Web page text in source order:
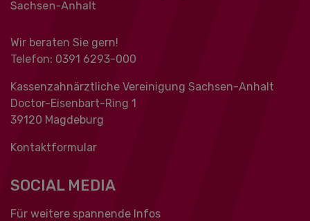
Wir beraten Sie gern!
Telefon: 0391 ‍6293-000
Kassenzahnärztliche Vereinigung Sachsen-Anhalt
Doctor-Eisenbart-Ring 1
39120 Magdeburg
Kontaktformular
SOCIAL MEDIA
Für weitere spannende Infos